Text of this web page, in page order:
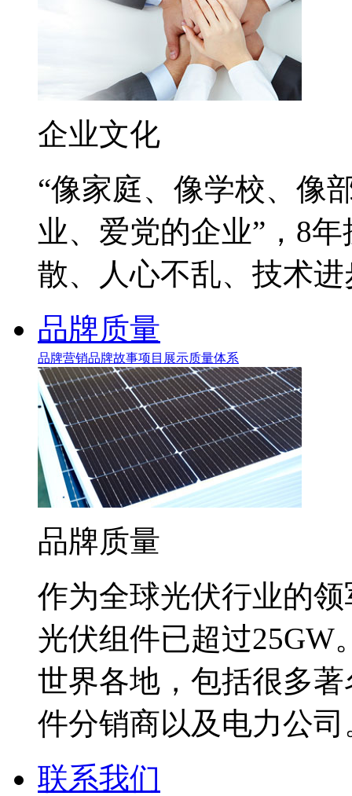
企业文化
“像家庭、像学校、像
业、爱党的企业”，8
散、人心不乱、技术
品牌质量
品牌营销品牌故事项目展示质量体系
品牌质量
作为全球光伏行业的
光伏组件已超过25GW
世界各地，包括很多
件分销商以及电力公司
联系我们